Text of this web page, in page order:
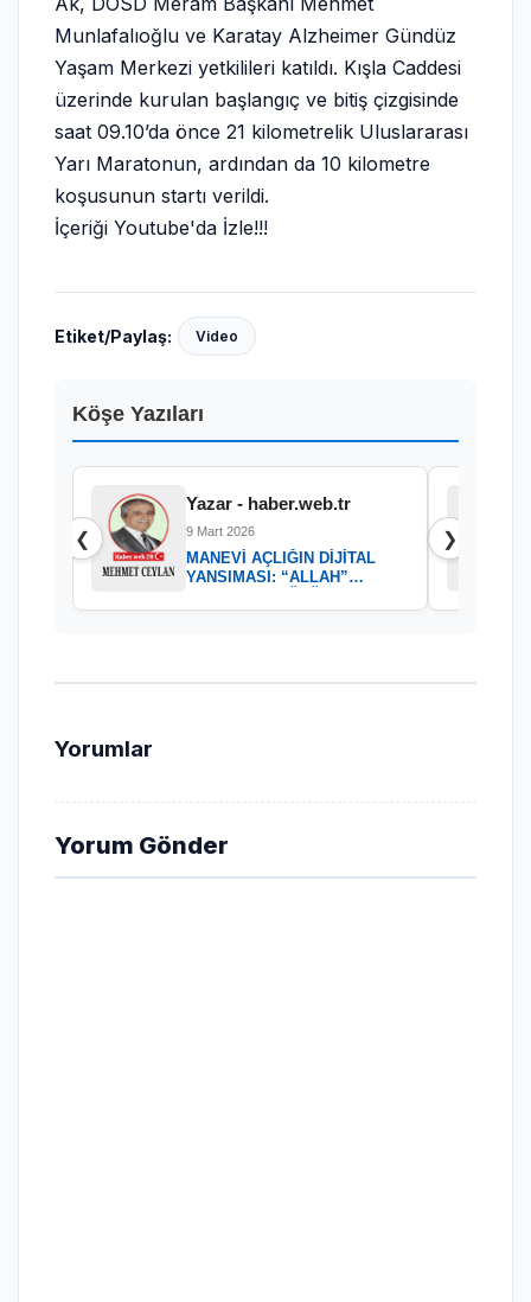
Munlafalıoğlu ve Karatay Alzheimer Gündüz
Yaşam Merkezi yetkilileri katıldı. Kışla Caddesi
üzerinde kurulan başlangıç ve bitiş çizgisinde
saat 09.10’da önce 21 kilometrelik Uluslararası
Yarı Maratonun, ardından da 10 kilometre
koşusunun startı verildi.
İçeriği Youtube'da İzle!!!
Etiket/Paylaş: Video
Köşe Yazıları
❮
Yazar - haber.web.tr
9 Mart 2026
MANEVİ AÇLIĞIN DİJİTAL
YANSIMASI: “ALLAH”
❯
Yorumlar
Yorum Gönder